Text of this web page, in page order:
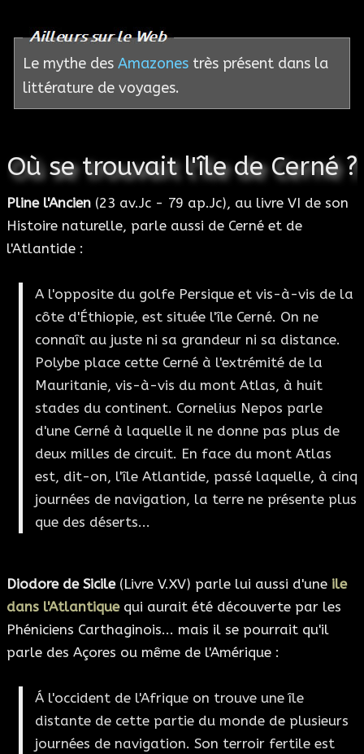
Le mythe des Amazonestrès présent dans la
littérature de voyages.
Où se trouvait l'île de Cerné ?
Pline l'Ancien (23 av.Jc - 79 ap.Jc), au livre VI de son
Histoire naturelle, parle aussi de Cerné et de
l'Atlantide :
A l'opposite du golfe Persique et vis-à-vis de la
côte d'Éthiopie, est située l'île Cerné. On ne
connaît au juste ni sa grandeur ni sa distance.
Polybe place cette Cerné à l'extrémité de la
Mauritanie, vis-à-vis du mont Atlas, à huit
stades du continent. Cornelius Nepos parle
d'une Cerné à laquelle il ne donne pas plus de
deux milles de circuit. En face du mont Atlas
est, dit-on, l'île Atlantide, passé laquelle, à cinq
journées de navigation, la terre ne présente plus
que des déserts...
Diodore de Sicile(Livre V.XV) parle lui aussi d'une ile
dans l'Atlantiquequi aurait été découverte par les
Phéniciens Carthaginois... mais il se pourrait qu'il
parle des Açores ou même de l'Amérique :
Á l'occident de l'Afrique on trouve une île
distante de cette partie du monde de plusieurs
journées de navigation. Son terroir fertile est